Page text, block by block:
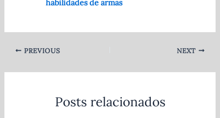
habilidades de armas
PREVIOUS NEXT
Posts relacionados